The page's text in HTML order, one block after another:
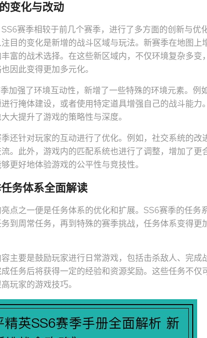
变化与改动
SS6赛季相较于前几个赛季，进行了多方面的创新与优
目的变化是新增的战斗区域与玩法。新赛季在地图上
富的战术选择。在这些新区域内，不仅环境复杂多变
因此变得更加多元化。
加强了环境互动性，新增了一些特殊的环境元素。例
行掩体建设，或者使用特定道具增强自己的战斗能力
大提升了游戏的策略性与深度。
还针对玩家的互动进行了优化。例如，社交系统的改
。此外，游戏内的匹配系统也进行了调整，增加了更
更好地体验游戏的公平性与竞技性。
务体系全面解读
点之一便是任务体系的优化和扩展。SS6赛季的任务
到周常任务，再到特殊的赛季挑战，任务体系变得更
主要是鼓励玩家进行日常游戏，包括击杀敌人、完成
任务后将获得一定的经验和资源奖励。这些任务不仅
玩家的游戏技巧。